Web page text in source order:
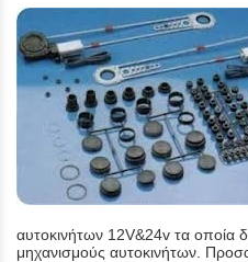
αυτοκινήτων 12V&24v τα οποία
μηχανισμούς αυτοκινήτων.